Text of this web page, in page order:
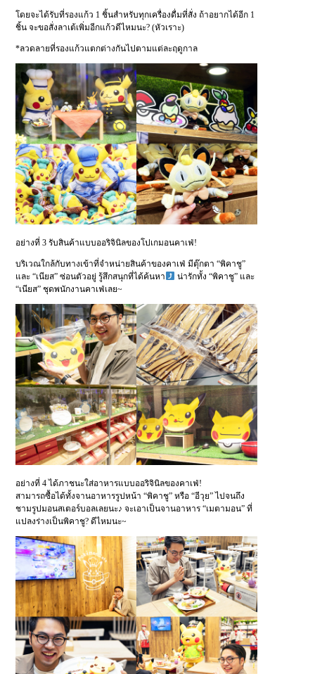
โดยจะได้รับที่รองแก้ว 1 ชิ้นสำหรับทุกเครื่องดื่มที่สั่ง ถ้าอยากได้อีก 1
ชิ้น จะขอสั่งลาเต้เพิ่มอีกแก้วดีไหมนะ? (หัวเราะ)
*ลวดลายที่รองแก้วแตกต่างกันไปตามแต่ละฤดูกาล
อย่างที่ 3 รับสินค้าแบบออริจินิลของโปเกมอนคาเฟ่!
บริเวณใกล้กับทางเข้าที่จำหน่ายสินค้าของคาเฟ่ มีตุ๊กตา “พิคาชู”
และ “เนียส” ซ่อนตัวอยู่ รู้สึกสนุกที่ได้ค้นหา
น่ารักทั้ง “พิคาชู” และ
“เนียส” ชุดพนักงานคาเฟ่เลย~
อย่างที่ 4 ได้ภาชนะใส่อาหารแบบออริจินิลของคาเฟ่!
สามารถซื้อได้ทั้งจานอาหารรูปหน้า “พิคาชู” หรือ “อีวุย” ไปจนถึง
ชามรูปมอนสเตอร์บอลเลยนะ♪ จะเอาเป็นจานอาหาร “เมตามอน” ที่
แปลงร่างเป็นพิคาชู? ดีไหมนะ~